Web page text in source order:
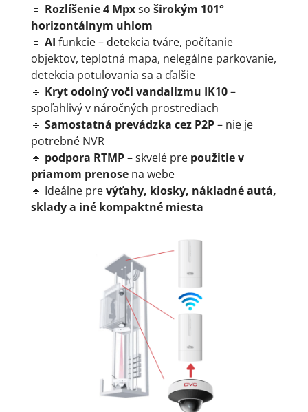
🔹 Rozlíšenie 4 Mpxso širokým 101°
horizontálnym uhlom
🔹 AI funkcie – detekcia tváre, počítanie
objektov, teplotná mapa, nelegálne parkovanie,
detekcia potulovania sa a ďalšie
🔹 Kryt odolný voči vandalizmu IK10–
spoľahlivý v náročných prostrediach
🔹 Samostatná prevádzka cez P2P– nie je
potrebné NVR
🔹 podpora RTMP– skvelé pre použitie v
priamom prenosena webe
🔹 Ideálne prevýťahy, kiosky, nákladné autá,
sklady a iné kompaktné miesta